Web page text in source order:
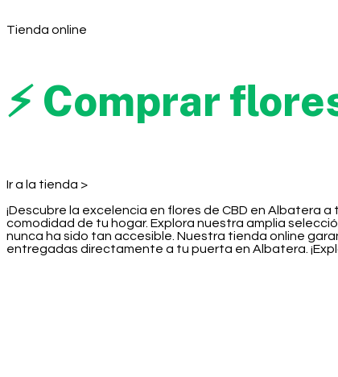
Tienda online
⚡ Comprar
Ir a la tienda >
¡Descubre la excelencia en flores de CBD en Albatera
comodidad de tu hogar. Explora nuestra amplia
nunca ha sido tan accesible. Nuestra tienda online
entregadas directamente a tu puerta en Albatera.